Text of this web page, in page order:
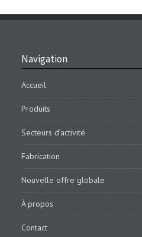
Navigation
Accueil
Produits
Secteurs d’activité
Fabrication
Nouvelle offre globale
À propos
Contact